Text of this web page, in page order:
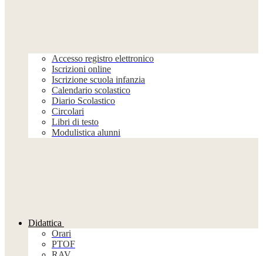
Accesso registro elettronico
Iscrizioni online
Iscrizione scuola infanzia
Calendario scolastico
Diario Scolastico
Circolari
Libri di testo
Modulistica alunni
Didattica
Orari
PTOF